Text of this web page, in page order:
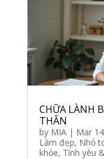
CHỮA LÀNH
THÂN
by MIA| Mar
Làm đẹp, Nhỏ
khỏe, Tình yêu